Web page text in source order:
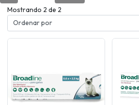
Mostrando 2 de 2